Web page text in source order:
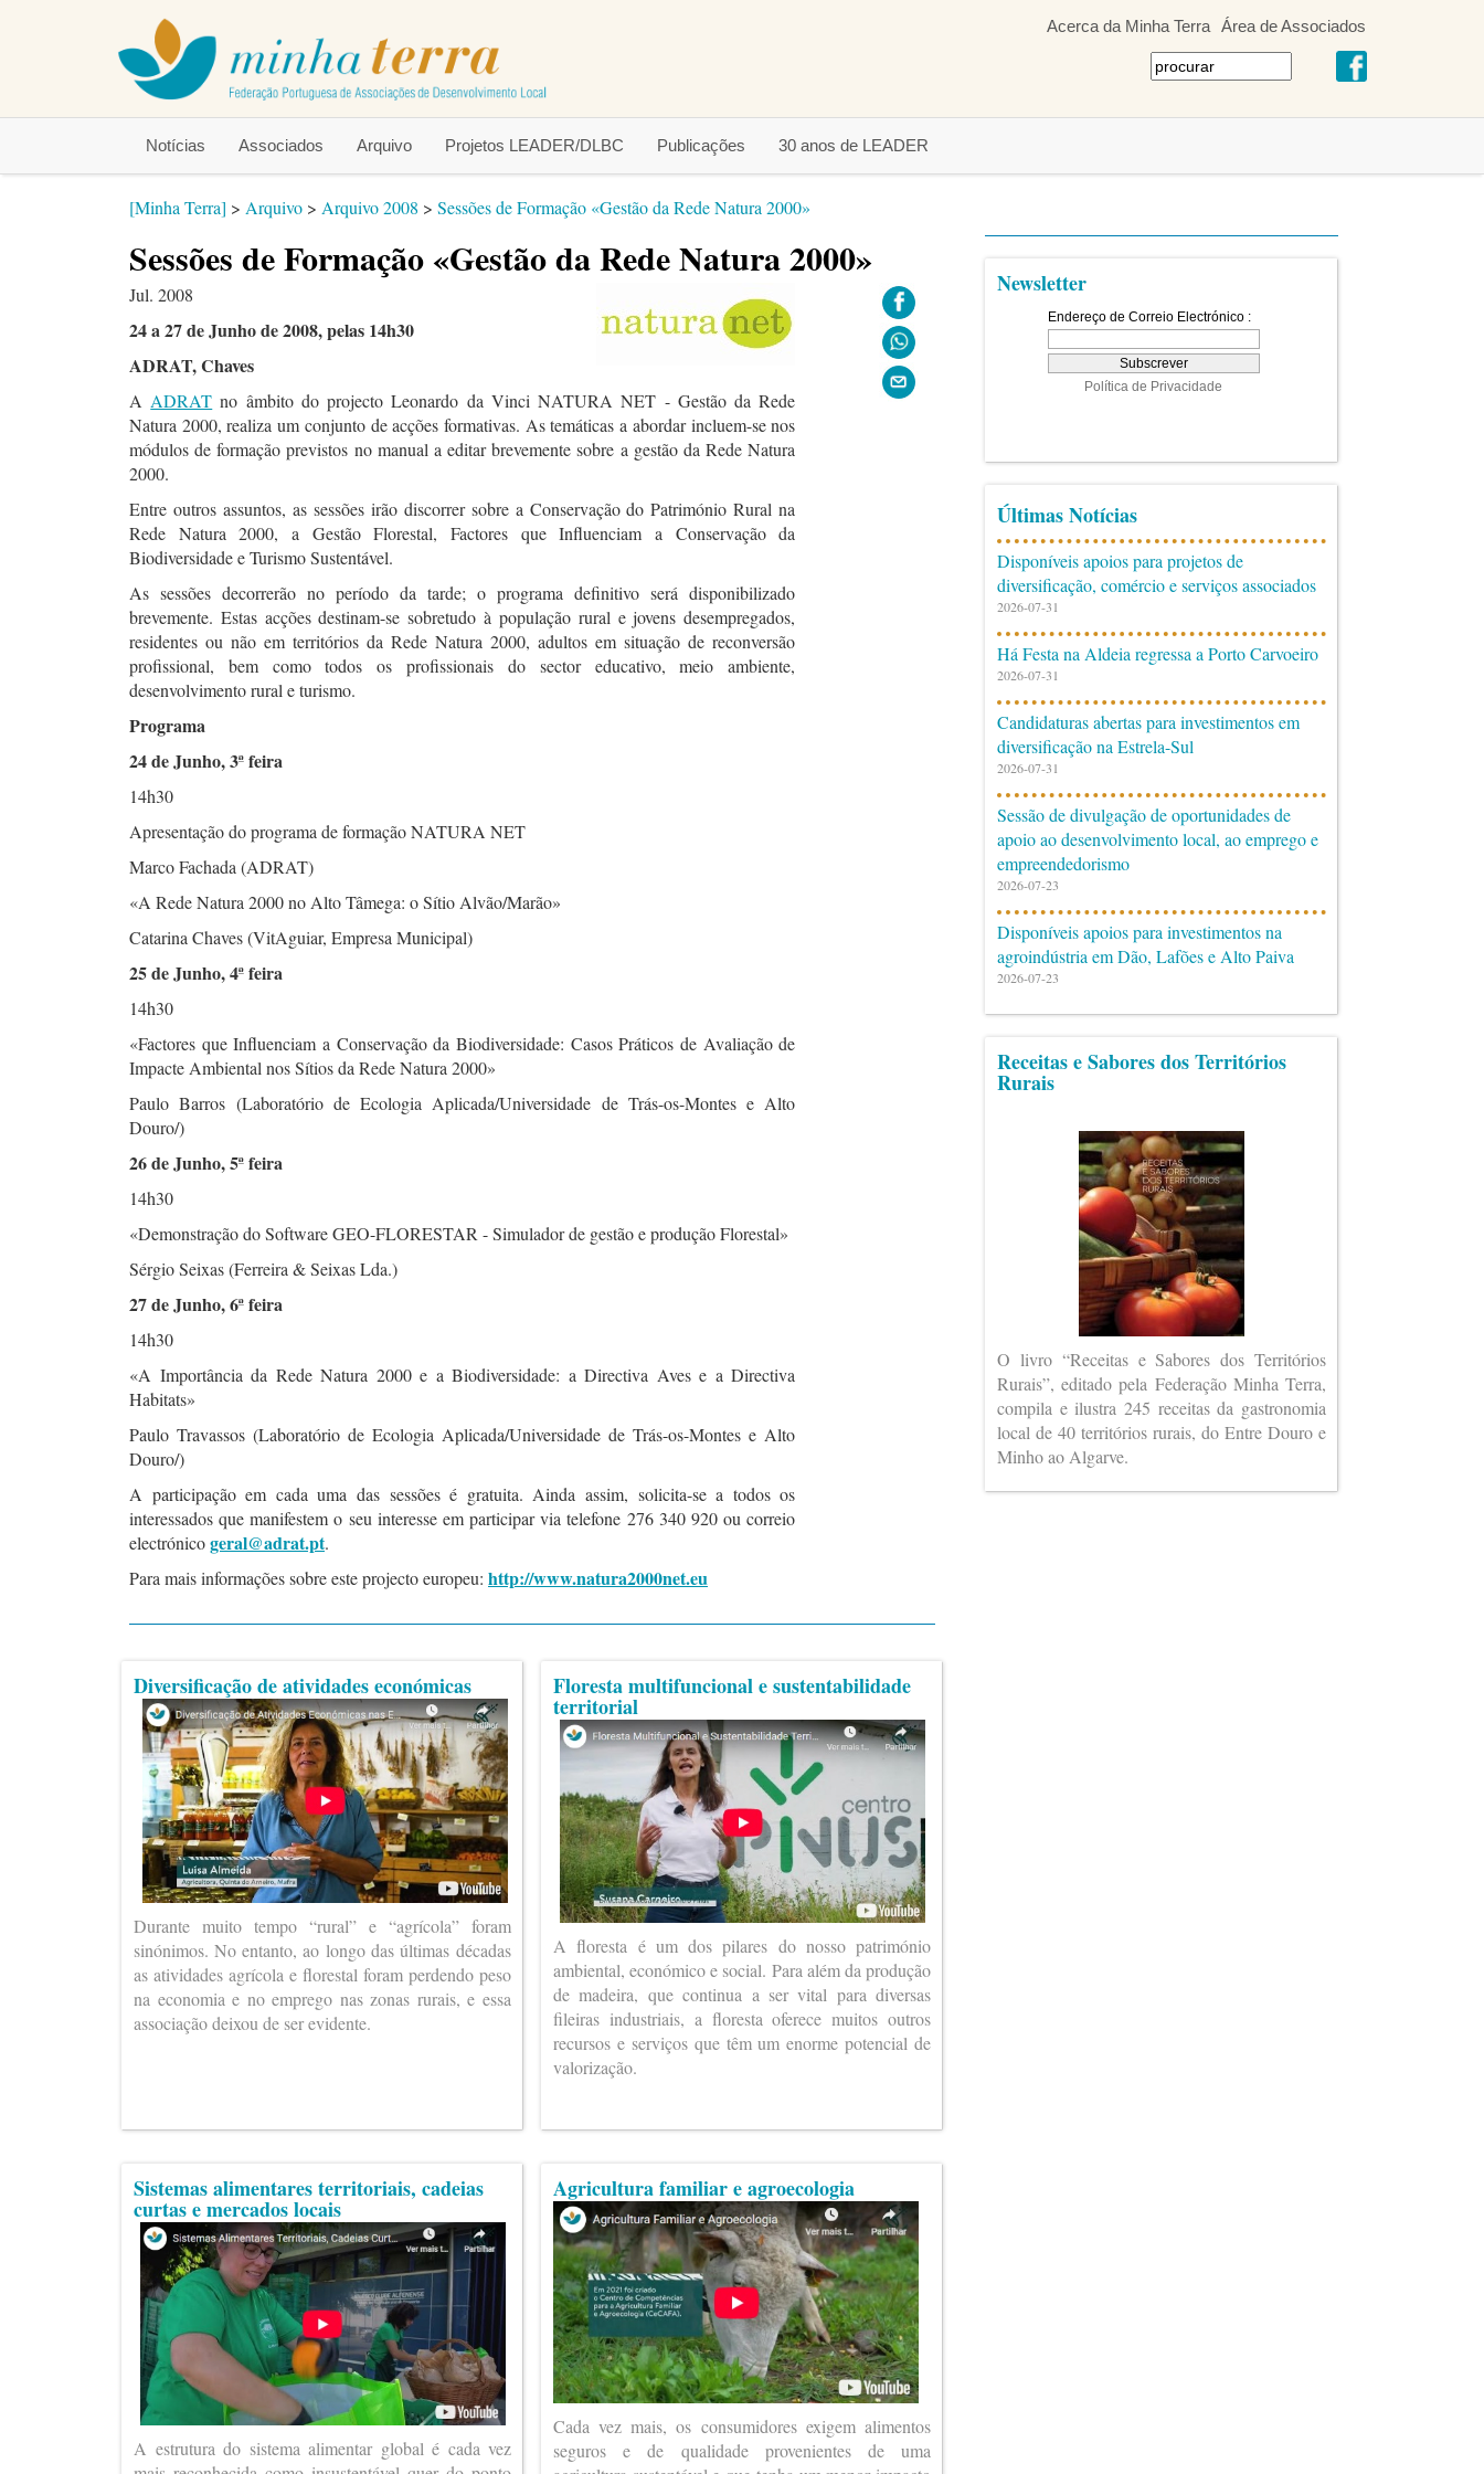
Acerca da Minha Terra Área de Associados
Notícias Associados Arquivo Projetos LEADER/DLBC Publicações 30 anos de LEADER
[Minha Terra] > Arquivo > Arquivo 2008 > Sessões de Formação «Gestão da Rede Natura 2000»
Sessões de Formação «Gestão da Rede Natura 2000»
Jul. 2008
24 a 27 de Junho de 2008, pelas 14h30
ADRAT, Chaves
A ADRAT no âmbito do projecto Leonardo da Vinci NATURA NET - Gestão da Rede
Natura 2000, realiza um conjunto de acções formativas. As temáticas a abordar incluem-se nos
módulos de formação previstos no manual a editar brevemente sobre a gestão da Rede Natura
2000.
Entre outros assuntos, as sessões irão discorrer sobre a Conservação do Património Rural na
Rede Natura 2000, a Gestão Florestal, Factores que Influenciam a Conservação da
Biodiversidade e Turismo Sustentável.
As sessões decorrerão no período da tarde; o programa definitivo será disponibilizado
brevemente. Estas acções destinam-se sobretudo à população rural e jovens desempregados,
residentes ou não em territórios da Rede Natura 2000, adultos em situação de reconversão
profissional, bem como todos os profissionais do sector educativo, meio ambiente,
desenvolvimento rural e turismo.
Programa
24 de Junho, 3ª feira
14h30
Apresentação do programa de formação NATURA NET
Marco Fachada (ADRAT)
«A Rede Natura 2000 no Alto Tâmega: o Sítio Alvão/Marão»
Catarina Chaves (VitAguiar, Empresa Municipal)
25 de Junho, 4ª feira
14h30
«Factores que Influenciam a Conservação da Biodiversidade: Casos Práticos de Avaliação de
Impacte Ambiental nos Sítios da Rede Natura 2000»
Paulo Barros (Laboratório de Ecologia Aplicada/Universidade de Trás-os-Montes e Alto
Douro/)
26 de Junho, 5ª feira
14h30
«Demonstração do Software GEO-FLORESTAR - Simulador de gestão e produção Florestal»
Sérgio Seixas (Ferreira & Seixas Lda.)
27 de Junho, 6ª feira
14h30
«A Importância da Rede Natura 2000 e a Biodiversidade: a Directiva Aves e a Directiva
Habitats»
Paulo Travassos (Laboratório de Ecologia Aplicada/Universidade de Trás-os-Montes e Alto
Douro/)
A participação em cada uma das sessões é gratuita. Ainda assim, solicita-se a todos os
interessados que manifestem o seu interesse em participar via telefone 276 340 920 ou correio
electrónicogeral@adrat.pt.
Para mais informações sobre este projecto europeu: http://www.natura2000net.eu
Diversificação de atividades económicas
Durante muito tempo “rural” e “agrícola” foram
sinónimos. No entanto, ao longo das últimas décadas
as atividades agrícola e florestal foram perdendo peso
na economia e no emprego nas zonas rurais, e essa
associação deixou de ser evidente.
Sistemas alimentares territoriais, cadeias
curtas e mercados locais
A estrutura do sistema alimentar global é cada vez
Floresta multifuncional e sustentabilidade
territorial
A floresta é um dos pilares do nosso património
ambiental, económico e social. Para além da produção
de madeira, que continua a ser vital para diversas
fileiras industriais, a floresta oferece muitos outros
recursos e serviços que têm um enorme potencial de
valorização.
Agricultura familiar e agroecologia
Cada vez mais, os consumidores exigem alimentos
seguros e de qualidade provenientes de uma
Newsletter
Últimas Notícias
Disponíveis apoios para projetos de
diversificação, comércio e serviços associados
2026-07-31
Há Festa na Aldeia regressa a Porto Carvoeiro
2026-07-31
Candidaturas abertas para investimentos em
diversificação na Estrela-Sul
2026-07-31
Sessão de divulgação de oportunidades de
apoio ao desenvolvimento local, ao emprego e
empreendedorismo
2026-07-23
Disponíveis apoios para investimentos na
agroindústria em Dão, Lafões e Alto Paiva
2026-07-23
Receitas e Sabores dos Territórios
Rurais
O livro “Receitas e Sabores dos Territórios
Rurais”, editado pela Federação Minha Terra,
compila e ilustra 245 receitas da gastronomia
local de 40 territórios rurais, do Entre Douro e
Minho ao Algarve.